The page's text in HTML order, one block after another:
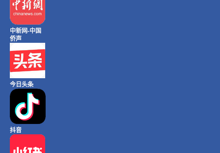
中新网-中国
侨声
今日头条
抖音